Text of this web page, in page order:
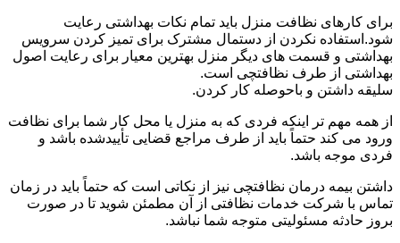
برای کارهای نظافت منزل باید تمام نکات بهداشتی رعایت
شود.استفاده نکردن از دستمال مشترک برای تمیز کردن سرویس
بهداشتی و قسمت های دیگر منزل بهترین معیار برای رعایت اصول
بهداشتی از طرف نظافتچی است.
سلیقه داشتن و باحوصله کار کردن.
از همه مهم تر اینکه فردی که به منزل یا محل کار شما برای نظافت
ورود می کند حتماً باید از طرف مراجع قضایی تأییدشده باشد و
فردی موجه باشد.
داشتن بیمه درمان نظافتچی نیز از نکاتی است که حتماً باید در زمان
تماس با شرکت خدمات نظافتی از آن مطمئن شوید تا در صورت
بروز حادثه مسئولیتی متوجه شما نباشد.